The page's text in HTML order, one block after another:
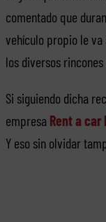
comentado que
vehículo propio le
los diversos
Si siguiendo dicha
empresa Rent a car
Y eso sin olvidar